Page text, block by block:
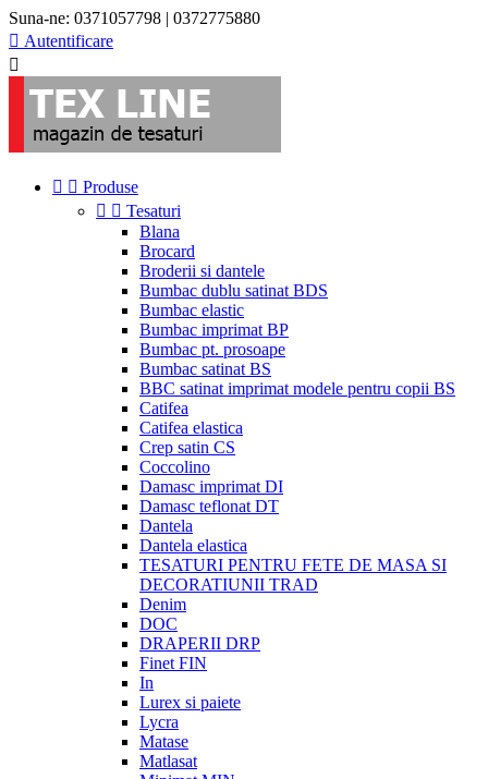
Suna-ne: 0371057798 | 0372775880
 Autentificare

  Produse
  Tesaturi
Blana
Brocard
Broderii si dantele
Bumbac dublu satinat BDS
Bumbac elastic
Bumbac imprimat BP
Bumbac pt. prosoape
Bumbac satinat BS
BBC satinat imprimat modele pentru copii BS
Catifea
Catifea elastica
Crep satin CS
Coccolino
Damasc imprimat DI
Damasc teflonat DT
Dantela
Dantela elastica
TESATURI PENTRU FETE DE MASA SI
DECORATIUNII TRAD
Denim
DOC
DRAPERII DRP
Finet FIN
In
Lurex si paiete
Lycra
Matase
Matlasat